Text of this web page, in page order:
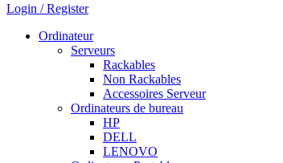
Login / Register
Ordinateur
Serveurs
Rackables
Non Rackables
Accessoires Serveur
Ordinateurs de bureau
HP
DELL
LENOVO